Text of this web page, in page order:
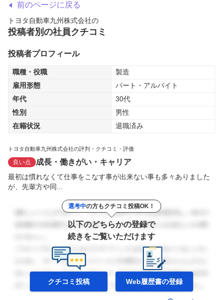
前のページに戻る
トヨタ自動車九州株式会社の
投稿者別の社員クチコミ
投稿者プロフィール
職種・役職
製造
雇用形態
パート・アルバイト
年代
30代
性別
男性
在籍状況
退職済み
トヨタ自動車九州株式会社の評判・クチコミ・評価
良い点 成長・働きがい・キャリア
最初は慣れなくて仕事をこなす事が出来ない事も多々ありました
が、先輩方や同...
選考中の方もクチコミ投稿OK！
以下のどちらかの登録で
続きをご覧いただけます
クチコミ投稿 Web履歴書の登録